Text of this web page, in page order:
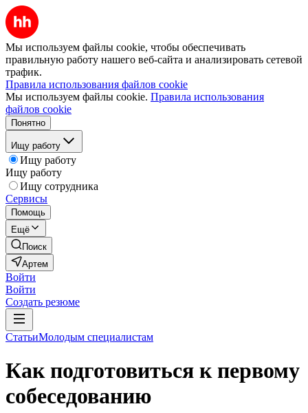
Мы используем файлы cookie, чтобы обеспечивать
правильную работу нашего веб-сайта и анализировать сетевой
трафик.
Правила использования файлов cookie
Мы используем файлы cookie. Правила использования
файлов cookie
Понятно
Ищу работу
Ищу работу
Ищу работу
Ищу сотрудника
Сервисы
Помощь
Ещё
Поиск
Артем
Войти
Войти
Создать резюме
СтатьиМолодым специалистам
Как подготовиться к первому
собеседованию